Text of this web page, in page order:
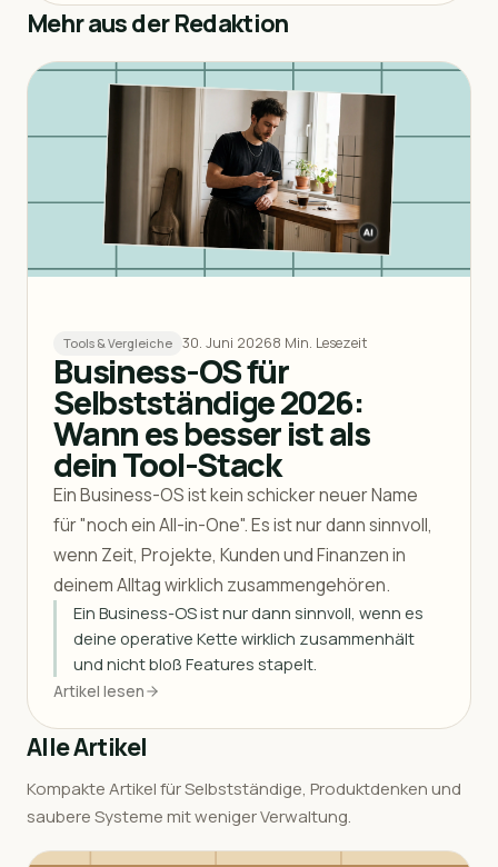
Mehr aus der Redaktion
Tools & Vergleiche 30. Juni 20268 Min. Lesezeit
Business-OS für
Selbstständige 2026:
Wann es besser ist als
dein Tool-Stack
Ein Business-OS ist kein schicker neuer Name
für "noch ein All-in-One". Es ist nur dann sinnvoll,
wenn Zeit, Projekte, Kunden und Finanzen in
deinem Alltag wirklich zusammengehören.
Ein Business-OS ist nur dann sinnvoll, wenn es
deine operative Kette wirklich zusammenhält
und nicht bloß Features stapelt.
Artikel lesen
Alle Artikel
Kompakte Artikel für Selbstständige, Produktdenken und
saubere Systeme mit weniger Verwaltung.